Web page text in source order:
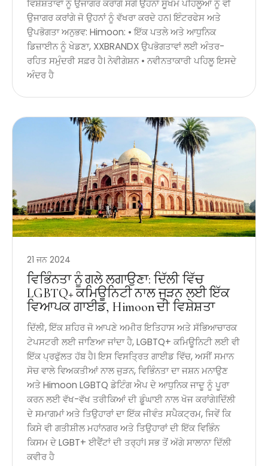
ਵਿਸ਼ੇਸ਼ਤਾਵਾਂ ਨੂੰ ਉਜਾਗਰ ਕਰਾਂਗੇ ਸਗੋਂ ਉਹਨਾਂ ਸੂਖਮ ਪਹਿਲੂਆਂ ਨੂੰ ਵੀ
ਉਜਾਗਰ ਕਰਾਂਗੇ ਜੋ ਉਹਨਾਂ ਨੂੰ ਵੱਖਰਾ ਕਰਦੇ ਹਨ। ਇੰਟਰਫੇਸ ਅਤੇ
ਉਪਭੋਗਤਾ ਅਨੁਭਵ: Himoon: • ਇੱਕ ਪਤਲੇ ਅਤੇ ਆਧੁਨਿਕ
ਡਿਜ਼ਾਈਨ ਨੂੰ ਖੇਡਣਾ, XXBRANDX ਉਪਭੋਗਤਾਵਾਂ ਲਈ ਅੰਤਰ-
ਰਹਿਤ ਸਮੁੰਦਰੀ ਸਫ਼ਰ ਹੈ। ਨੇਵੀਗੇਸ਼ਨ • ਨਵੀਨਤਾਕਾਰੀ ਪਹਿਲੂ ਇਸਦੇ
ਅੰਦਰ ਹੈ
21 ਜਨ 2024
ਵਿਭਿੰਨਤਾ ਨੂੰ ਗਲੇ ਲਗਾਉਣਾ: ਦਿੱਲੀ ਵਿੱਚ
LGBTQ+ ਕਮਿਊਨਿਟੀ ਨਾਲ ਜੁੜਨ ਲਈ ਇੱਕ
ਵਿਆਪਕ ਗਾਈਡ, Himoon ਦੀ ਵਿਸ਼ੇਸ਼ਤਾ
ਦਿੱਲੀ, ਇੱਕ ਸ਼ਹਿਰ ਜੋ ਆਪਣੇ ਅਮੀਰ ਇਤਿਹਾਸ ਅਤੇ ਸੱਭਿਆਚਾਰਕ
ਟੇਪਸਟਰੀ ਲਈ ਜਾਣਿਆ ਜਾਂਦਾ ਹੈ, LGBTQ+ ਕਮਿਊਨਿਟੀ ਲਈ ਵੀ
ਇੱਕ ਪ੍ਰਫੁੱਲਤ ਹੱਬ ਹੈ। ਇਸ ਵਿਸਤ੍ਰਿਤ ਗਾਈਡ ਵਿੱਚ, ਅਸੀਂ ਸਮਾਨ
ਸੋਚ ਵਾਲੇ ਵਿਅਕਤੀਆਂ ਨਾਲ ਜੁੜਨ, ਵਿਭਿੰਨਤਾ ਦਾ ਜਸ਼ਨ ਮਨਾਉਣ
ਅਤੇ Himoon LGBTQ ਡੇਟਿੰਗ ਐਪ ਦੇ ਆਧੁਨਿਕ ਜਾਦੂ ਨੂੰ ਪੂਰਾ
ਕਰਨ ਲਈ ਵੱਖ-ਵੱਖ ਤਰੀਕਿਆਂ ਦੀ ਡੂੰਘਾਈ ਨਾਲ ਖੋਜ ਕਰਾਂਗੇ।ਦਿੱਲੀ
ਦੇ ਸਮਾਗਮਾਂ ਅਤੇ ਤਿਉਹਾਰਾਂ ਦਾ ਇੱਕ ਜੀਵੰਤ ਸਪੈਕਟ੍ਰਮ, ਜਿਵੇਂ ਕਿ
ਕਿਸੇ ਵੀ ਗਤੀਸ਼ੀਲ ਮਹਾਂਨਗਰ ਅਤੇ ਤਿਉਹਾਰਾਂ ਦੀ ਇੱਕ ਵਿਭਿੰਨ
ਕਿਸਮ ਦੇ LGBT+ ਈਵੈਂਟਾਂ ਦੀ ਤਰ੍ਹਾਂ। ਸਭ ਤੋਂ ਅੱਗੇ ਸਾਲਾਨਾ ਦਿੱਲੀ
ਕਵੀਰ ਹੈ